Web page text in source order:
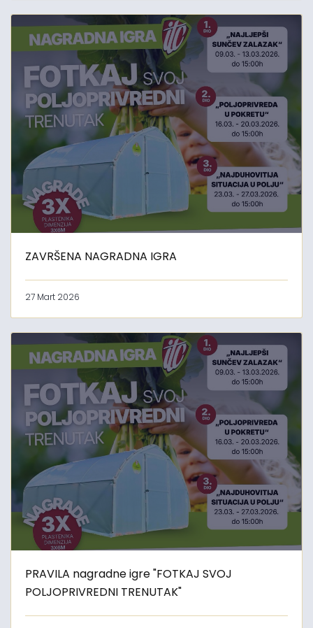
ZAVRŠENA NAGRADNA IGRA
27 Mart 2026
PRAVILA nagradne igre "FOTKAJ SVOJ
POLJOPRIVREDNI TRENUTAK"